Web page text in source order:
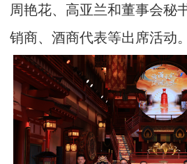
周艳花、高亚兰和董事会秘
销商、酒商代表等出席活动。